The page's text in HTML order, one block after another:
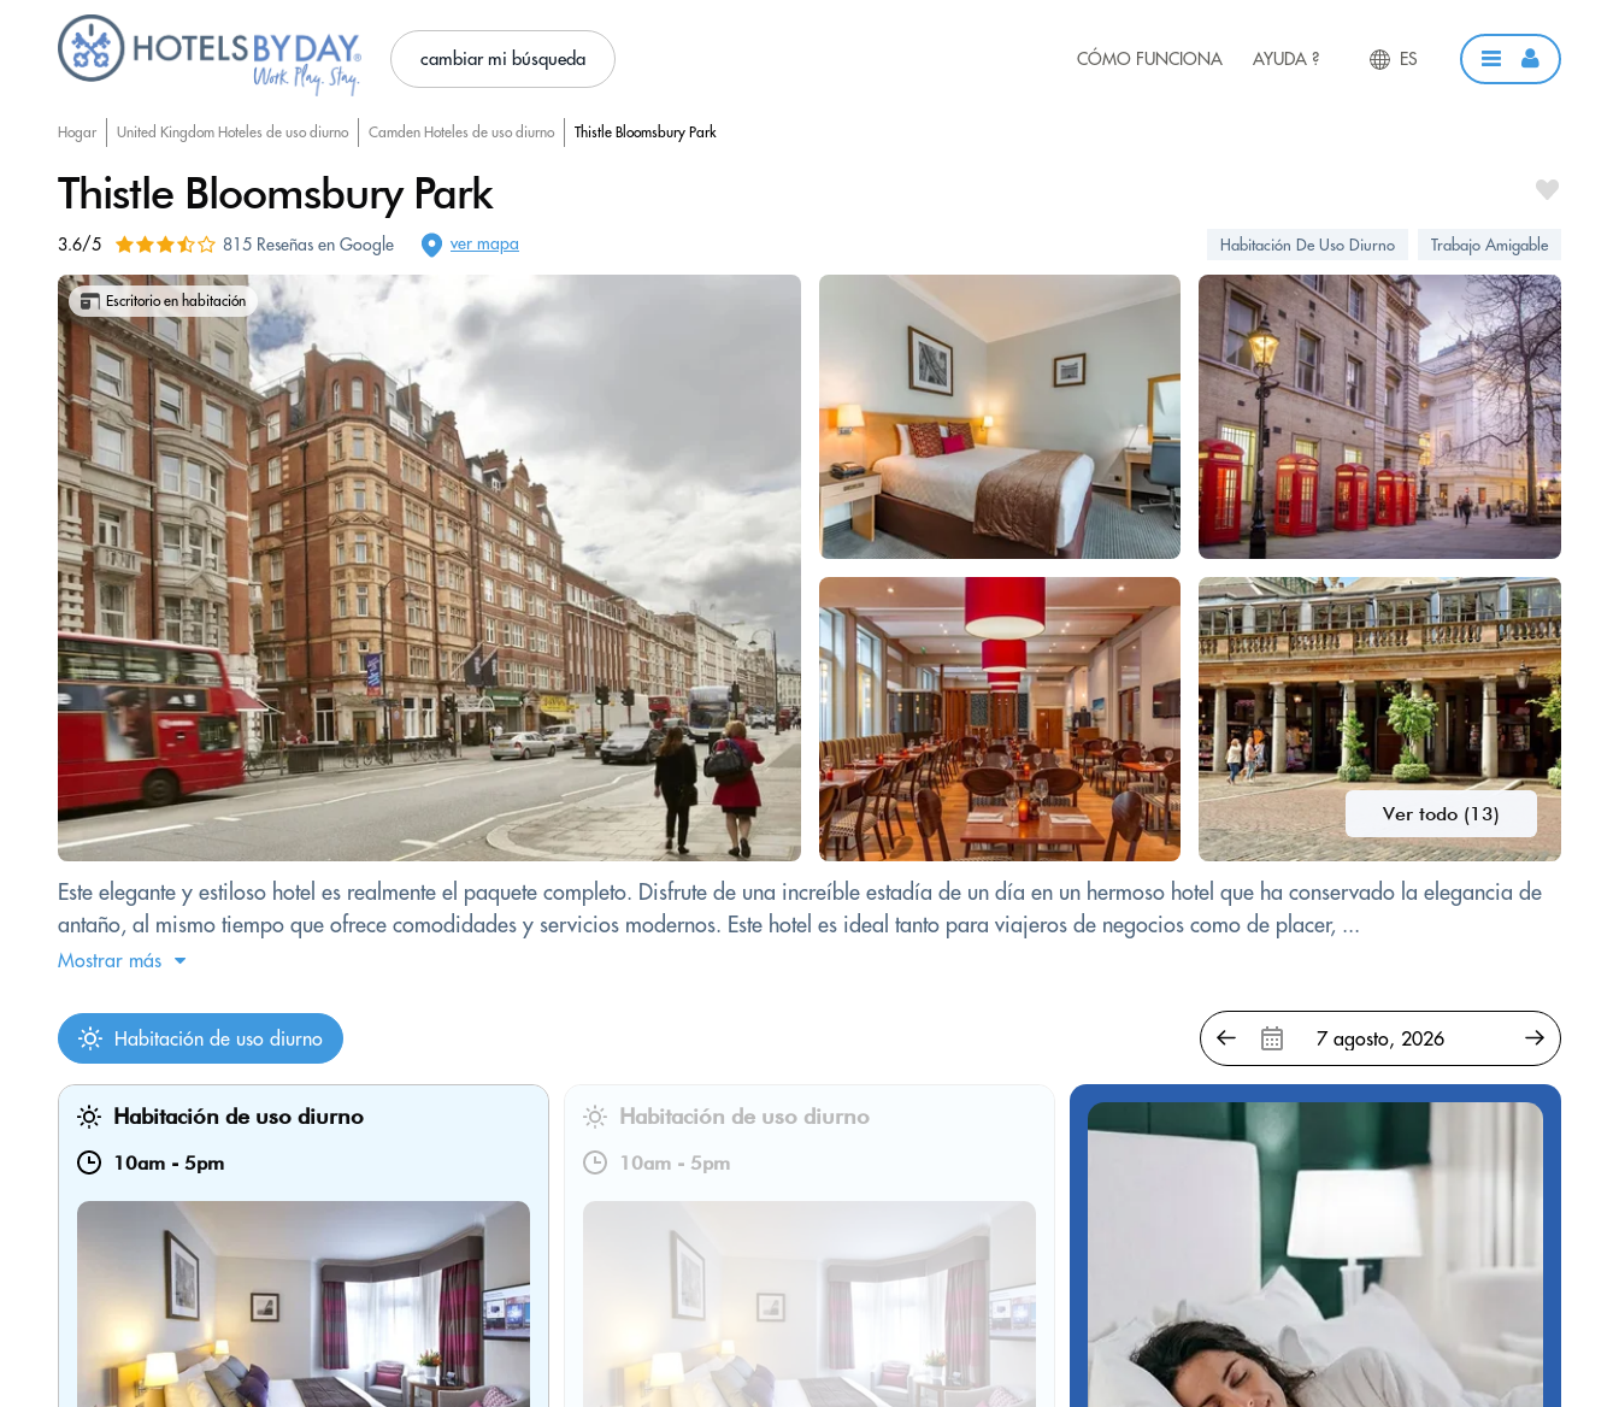
cambiar mi búsqueda CÓMO FUNCIONA AYUDA ? ES
Hogar United Kingdom Hoteles de uso diurno Camden Hoteles de uso diurno Thistle Bloomsbury Park
Thistle Bloomsbury Park
3.6/5 815 Reseñas en Google ver mapa Habitación De Uso Diurno Trabajo Amigable
Ver todo (13)
Escritorio en habitación
Este elegante y estiloso hotel es realmente el paquete completo. Disfrute de una increíble estadía de un día en un hermoso hotel que ha conservado la elegancia de
antaño, al mismo tiempo que ofrece comodidades y servicios modernos. Este hotel es ideal tanto para viajeros de negocios como de placer, ...
Mostrar más
Habitación de uso diurno
Habitación de uso diurno
10am - 5pm
Habitación de uso diurno
10am - 5pm